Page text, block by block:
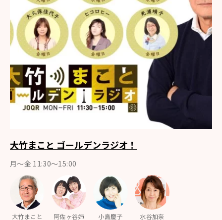
大竹まこと ゴールデンラジオ！
月〜金 11:30～15:00
大竹まこと
阿佐ヶ谷姉
小島慶子 水谷加奈